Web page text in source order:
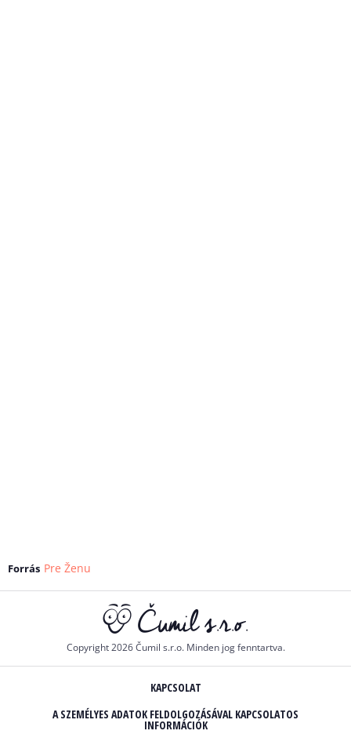
Forrás Pre Ženu
Copyright 2026 Čumil s.r.o. Minden jog fenntartva.
KAPCSOLAT
A SZEMÉLYES ADATOK FELDOLGOZÁSÁVAL KAPCSOLATOS
INFORMÁCIÓK